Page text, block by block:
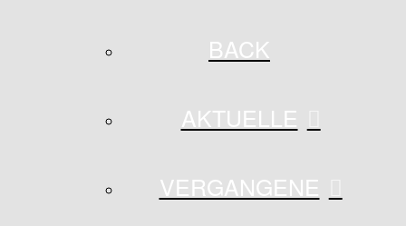
BACK
AKTUELLE
VERGANGENE